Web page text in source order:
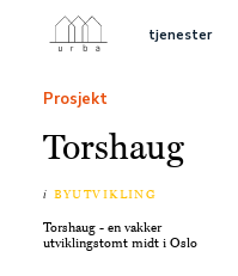
tjenester
Prosjekt
Torshaug
i BYUTVIKLING
Torshaug - en vakker
utviklingstomt midt i Oslo